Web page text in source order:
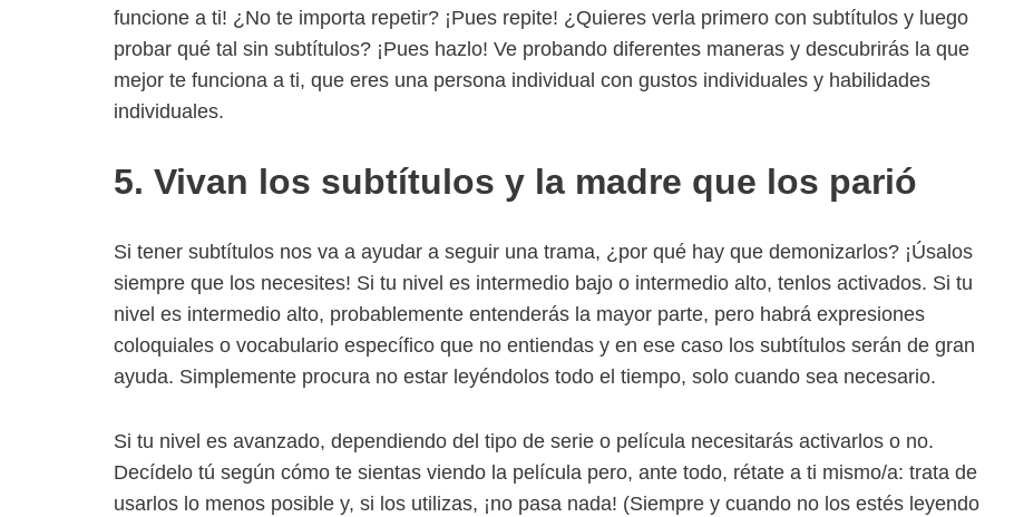
funcione a ti! ¿No te importa repetir? ¡Pues repite! ¿Quieres verla primero con subtítulos y luego
probar qué tal sin subtítulos? ¡Pues hazlo! Ve probando diferentes maneras y descubrirás la que
mejor te funciona a ti, que eres una persona individual con gustos individuales y habilidades
individuales.
5. Vivan los subtítulos y la madre que los parió
Si tener subtítulos nos va a ayudar a seguir una trama, ¿por qué hay que demonizarlos? ¡Úsalos
siempre que los necesites! Si tu nivel es intermedio bajo o intermedio alto, tenlos activados. Si tu
nivel es intermedio alto, probablemente entenderás la mayor parte, pero habrá expresiones
coloquiales o vocabulario específico que no entiendas y en ese caso los subtítulos serán de gran
ayuda. Simplemente procura no estar leyéndolos todo el tiempo, solo cuando sea necesario.
Si tu nivel es avanzado, dependiendo del tipo de serie o película necesitarás activarlos o no.
Decídelo tú según cómo te sientas viendo la película pero, ante todo, rétate a ti mismo/a: trata de
usarlos lo menos posible y, si los utilizas, ¡no pasa nada! (Siempre y cuando no los estés leyendo